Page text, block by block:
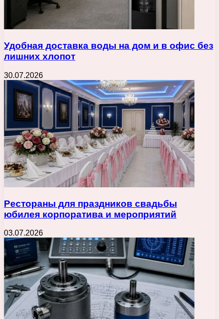
Удобная доставка воды на дом и в офис без
лишних хлопот
30.07.2026
Рестораны для праздников свадьбы
юбилея корпоратива и мероприятий
03.07.2026